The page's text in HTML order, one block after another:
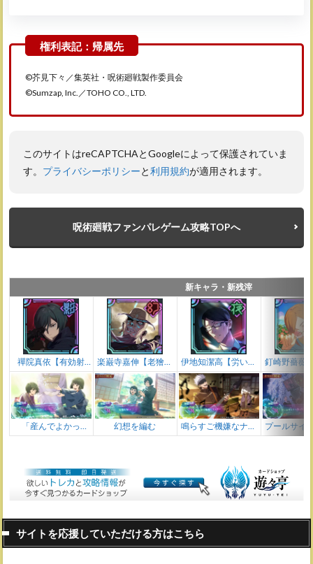
©芥見下々／集英社・呪術廻戦製作委員会
©Sumzap, Inc.／TOHO CO., LTD.
このサイトはreCAPTCHAとGoogleによって保護されていま
す。 プライバシーポリシーと利用規約が適用されます。
呪術廻戦ファンパレゲーム攻略TOPへ
新キャラ・新残滓
禪院真依【有効射
程】
楽巌寺嘉伸【老獪ロ
ック】
伊地知潔高【労いの
送迎】
釘崎野薔薇
常夏
「産んでよかっ
幻想を編む
鳴らすご機嫌なナン
プールサイ
サイトを応援していただける方はこちら